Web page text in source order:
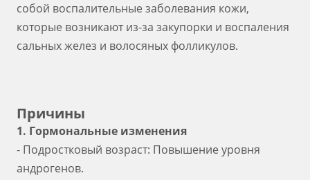
собой воспалительные заболевания кожи,
которые возникают из-за закупорки и воспаления
сальных желез и волосяных фолликулов.
Причины
1. Гормональные изменения
- Подростковый возраст: Повышение уровня
андрогенов.